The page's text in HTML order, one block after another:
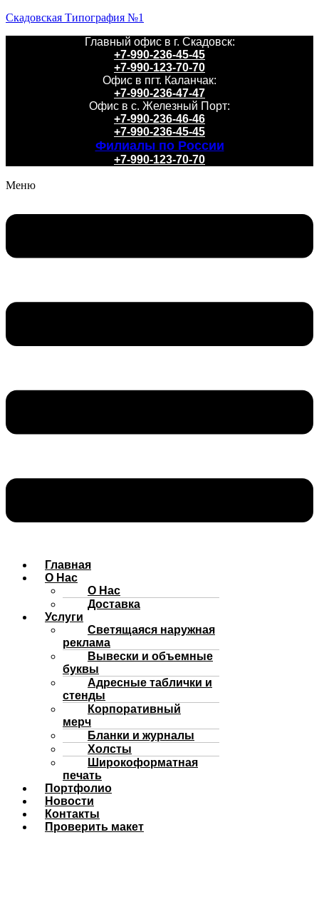
Скадовская Типография №1
Главный офис в г. Скадовск:
+7-990-236-45-45
+7-990-123-70-70
Офис в пгт. Каланчак:
+7-990-236-47-47
Офис в с. Железный Порт:
+7-990-236-46-46
+7-990-236-45-45
Филиалы по России
+7-990-123-70-70
Меню
Главная
О Нас
О Нас
Доставка
Услуги
Cветящаяся наружная
реклама
Вывески и объемные
буквы
Адресные таблички и
стенды
Корпоративный
мерч
Бланки и журналы
Холсты
Широкоформатная
печать
Портфолио
Новости
Контакты
Проверить макет